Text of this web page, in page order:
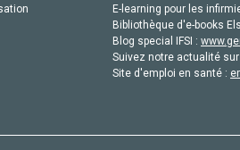
E-learning pour les
Bibliothèque d'e-books
Blog special IFSI :
Suivez notre actualité
Site d'emploi en santé :